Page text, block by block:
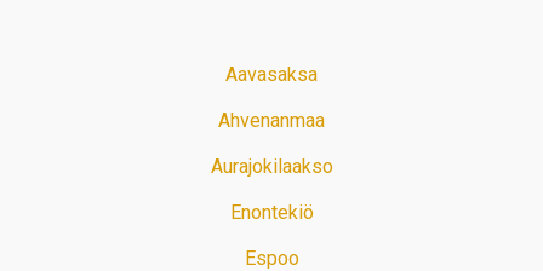
Aavasaksa
Ahvenanmaa
Aurajokilaakso
Enontekiö
Espoo